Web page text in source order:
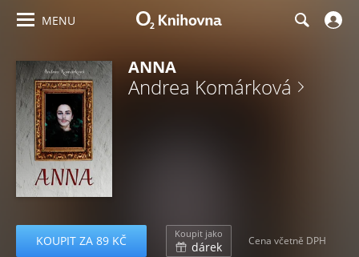
MENU
ANNA
Andrea Komárková
KOUPIT ZA 89 KČ Koupit jako
dárek Cena včetně DPH